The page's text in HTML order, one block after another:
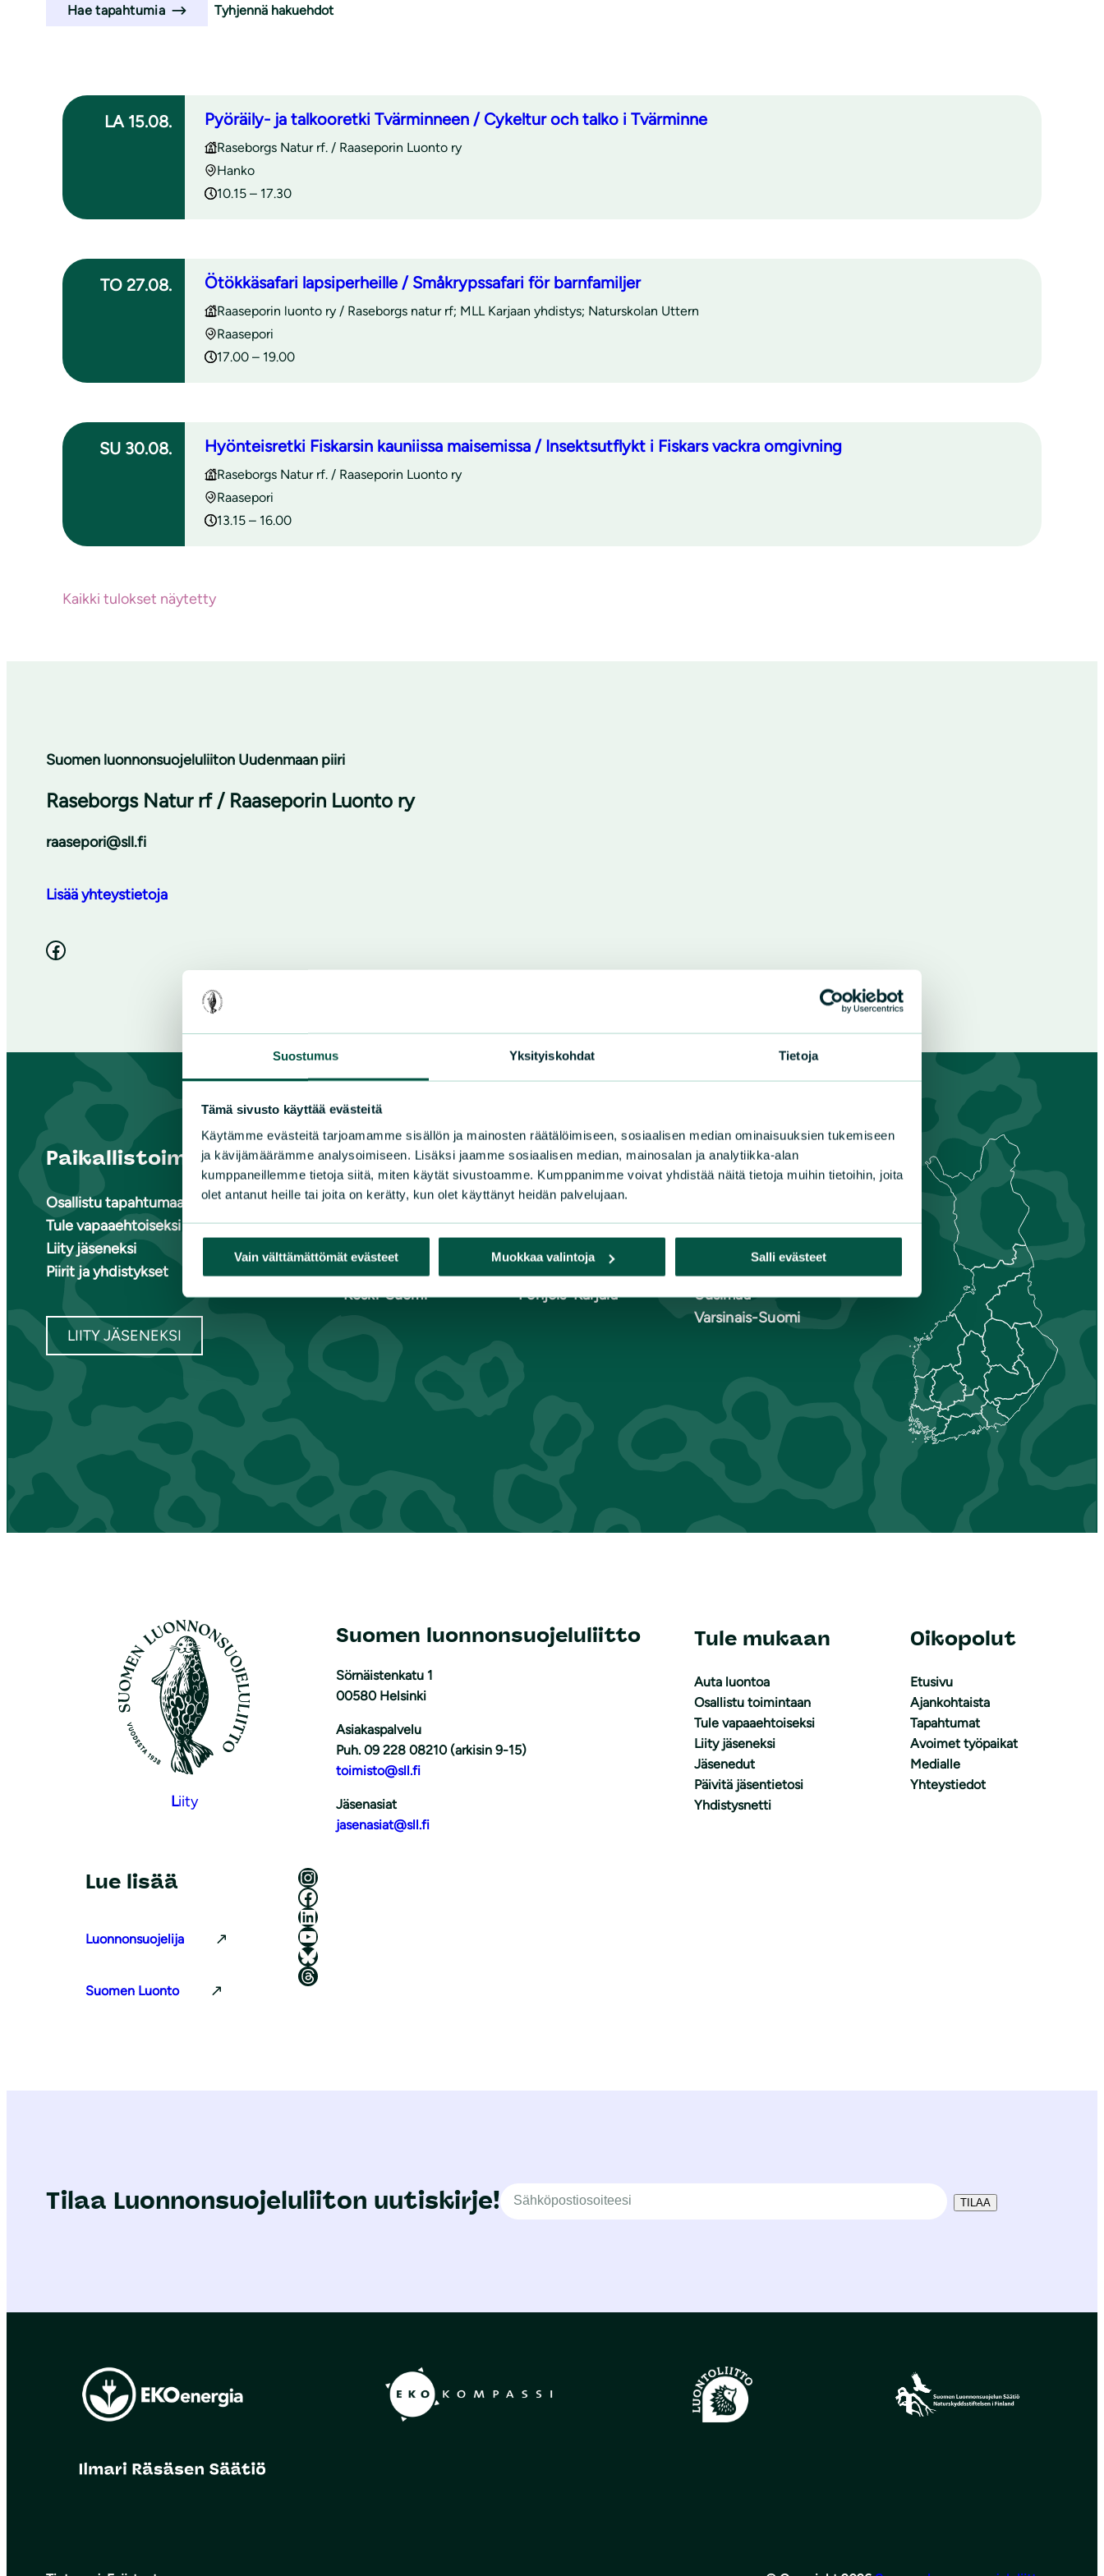
Suostumus Yksityiskohdat Tietoja
Tämä sivusto käyttää evästeitä
Käytämme evästeitä tarjoamamme sisällön ja mainosten räätälöimiseen, sosiaalisen median ominaisuuksien tukemiseen
ja kävijämäärämme analysoimiseen. Lisäksi jaamme sosiaalisen median, mainosalan ja analytiikka-alan
kumppaneillemme tietoja siitä, miten käytät sivustoamme. Kumppanimme voivat yhdistää näitä tietoja muihin tietoihin, joita
olet antanut heille tai joita on kerätty, kun olet käyttänyt heidän palvelujaan.
Vain välttämättömät evästeet Muokkaa valintoja Salli evästeet
l
Hae tapahtumia Tyhjennä hakuehdot
Haun tulokset
LA 15.08. Pyöräily- ja talkooretki Tvärminneen / Cykeltur och talko i Tvärminne
Raseborgs Natur rf. / Raaseporin Luonto ry
Hanko
10.15 – 17.30
TO 27.08. Ötökkäsafari lapsiperheille / Småkrypssafari för barnfamiljer
Raaseporin luonto ry / Raseborgs natur rf; MLL Karjaan yhdistys; Naturskolan Uttern
Raasepori
17.00 – 19.00
SU 30.08. Hyönteisretki Fiskarsin kauniissa maisemissa / Insektsutflykt i Fiskars vackra omgivning
Raseborgs Natur rf. / Raaseporin Luonto ry
Raasepori
13.15 – 16.00
Kaikki tulokset näytetty
Suomen luonnonsuojeluliiton Uudenmaan piiri
Raseborgs Natur rf / Raaseporin Luonto ry
raasepori@sll.fi
Lisää yhteystietoja
Facebook
Paikallistoiminta
Osallistu tapahtumaan
Tule vapaaehtoiseksi
Liity jäseneksi
Piirit ja yhdistykset
LIITY JÄSENEKSI
Suomen luonnonsuojeluliiton piirit
Etelä-Häme
Etelä-Karjala
Etelä-Savo
Kainuu
Keski-Suomi
Kymenlaakso
Lappi
Pirkanmaa
Pohjanmaa
Pohjois-Karjala
Pohjanmaa
Pohjois-Savo
Satakunta
Uusimaa
Varsinais-Suomi
Liity
Suomen luonnonsuojeluliitto
Sörnäistenkatu 1
00580 Helsinki
Asiakaspalvelu
Puh. 09 228 08210 (arkisin 9-15)
toimisto@sll.fi
Jäsenasiat
jasenasiat@sll.fi
Tule mukaan
Auta luontoa
Osallistu toimintaan
Tule vapaaehtoiseksi
Liity jäseneksi
Jäsenedut
Päivitä jäsentietosi
Yhdistysnetti
Oikopolut
Etusivu
Ajankohtaista
Tapahtumat
Avoimet työpaikat
Medialle
Yhteystiedot
Lue lisää
Luonnonsuojelija
Suomen Luonto
Luonnonsuojeluliitto Instagramissa
Luonnonsuojeluliitto Facebookissa
Luonnonsuojeluliitto LinkedInissä
Luonnonsuojeluliiton YouTube-kanava
Luonnonsuojeluliitto Blueskyssa
Luonnonsuojeluliitto Threadsissa
Tilaa Luonnonsuojeluliiton uutiskirje! TILAA